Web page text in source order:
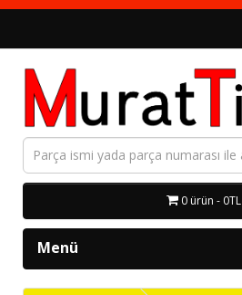
0 ürün - 0TL
Menü